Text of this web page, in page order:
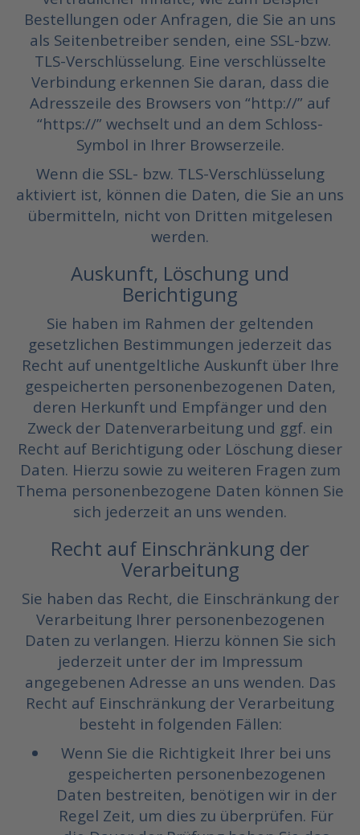
Bestellungen oder Anfragen, die Sie an uns
als Seitenbetreiber senden, eine SSL-bzw.
TLS-Verschlüsselung. Eine verschlüsselte
Verbindung erkennen Sie daran, dass die
Adresszeile des Browsers von “http://” auf
“https://” wechselt und an dem Schloss-
Symbol in Ihrer Browserzeile.
Wenn die SSL- bzw. TLS-Verschlüsselung
aktiviert ist, können die Daten, die Sie an uns
übermitteln, nicht von Dritten mitgelesen
werden.
Auskunft, Löschung und
Berichtigung
Sie haben im Rahmen der geltenden
gesetzlichen Bestimmungen jederzeit das
Recht auf unentgeltliche Auskunft über Ihre
gespeicherten personenbezogenen Daten,
deren Herkunft und Empfänger und den
Zweck der Datenverarbeitung und ggf. ein
Recht auf Berichtigung oder Löschung dieser
Daten. Hierzu sowie zu weiteren Fragen zum
Thema personenbezogene Daten können Sie
sich jederzeit an uns wenden.
Recht auf Einschränkung der
Verarbeitung
Sie haben das Recht, die Einschränkung der
Verarbeitung Ihrer personenbezogenen
Daten zu verlangen. Hierzu können Sie sich
jederzeit unter der im Impressum
angegebenen Adresse an uns wenden. Das
Recht auf Einschränkung der Verarbeitung
besteht in folgenden Fällen:
Wenn Sie die Richtigkeit Ihrer bei uns
gespeicherten personenbezogenen
Daten bestreiten, benötigen wir in der
Regel Zeit, um dies zu überprüfen. Für